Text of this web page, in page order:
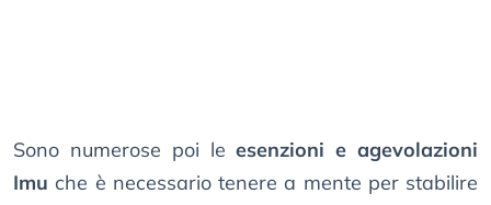
Sono numerose poi leesenzioni e agevolazioni
Imu che è necessario tenere a mente per stabilire